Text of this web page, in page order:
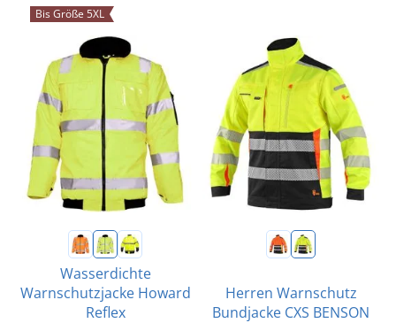
Bis Größe 5XL
Wasserdichte
Warnschutzjacke Howard
Reflex
Herren Warnschutz
Bundjacke CXS BENSON